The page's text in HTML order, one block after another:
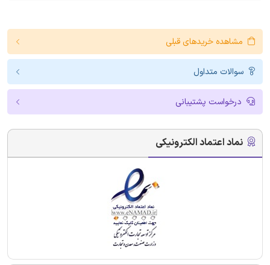
مشاهده خریدهای قبلی
سوالات متداول
درخواست پشتیبانی
نماد اعتماد الکترونیکی